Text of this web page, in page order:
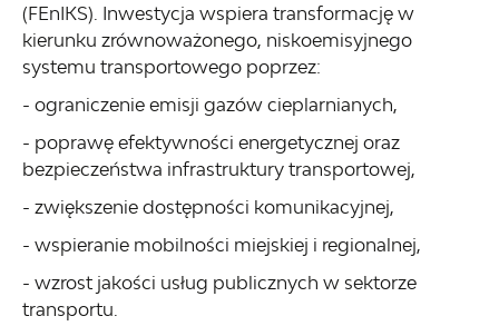
(FEnIKS). Inwestycja wspiera transformację w
kierunku zrównoważonego, niskoemisyjnego
systemu transportowego poprzez:
- ograniczenie emisji gazów cieplarnianych,
- poprawę efektywności energetycznej oraz
bezpieczeństwa infrastruktury transportowej,
- zwiększenie dostępności komunikacyjnej,
- wspieranie mobilności miejskiej i regionalnej,
- wzrost jakości usług publicznych w sektorze
transportu.